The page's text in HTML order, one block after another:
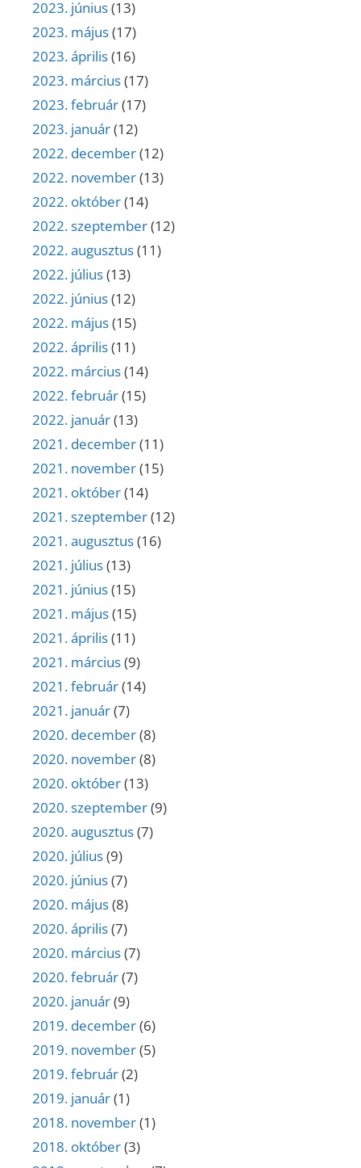
2023. június(13)
2023. május(17)
2023. április(16)
2023. március(17)
2023. február(17)
2023. január(12)
2022. december(12)
2022. november(13)
2022. október(14)
2022. szeptember(12)
2022. augusztus(11)
2022. július(13)
2022. június(12)
2022. május(15)
2022. április(11)
2022. március(14)
2022. február(15)
2022. január(13)
2021. december(11)
2021. november(15)
2021. október(14)
2021. szeptember(12)
2021. augusztus(16)
2021. július(13)
2021. június(15)
2021. május(15)
2021. április(11)
2021. március(9)
2021. február(14)
2021. január(7)
2020. december(8)
2020. november(8)
2020. október(13)
2020. szeptember(9)
2020. augusztus(7)
2020. július(9)
2020. június(7)
2020. május(8)
2020. április(7)
2020. március(7)
2020. február(7)
2020. január(9)
2019. december(6)
2019. november(5)
2019. február(2)
2019. január(1)
2018. november(1)
2018. október(3)